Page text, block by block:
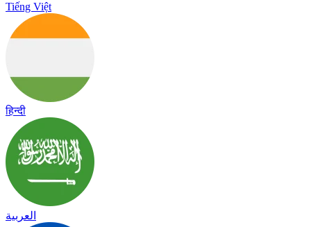
Tiếng Việt
हिन्दी
العربية